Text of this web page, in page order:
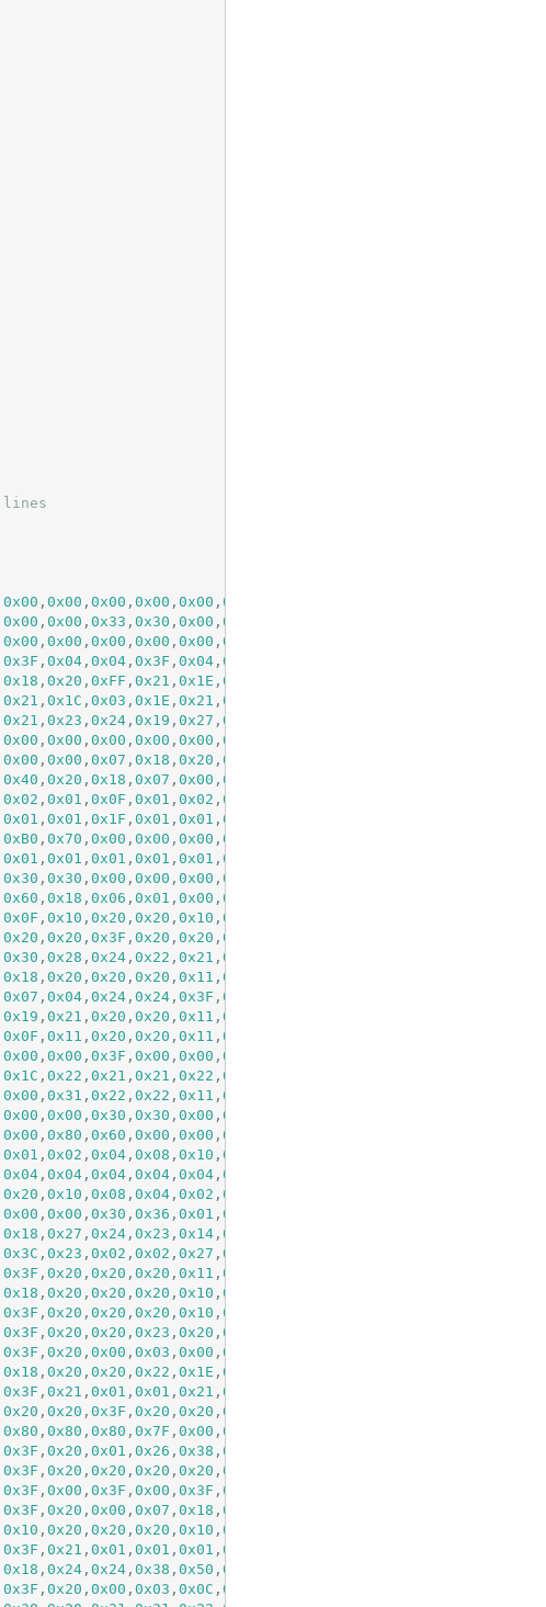
0x00 , 0x00 , 0x00 , 0x00 , 0x00 , 0x00
0x00 , 0x00 , 0x33 , 0x30 , 0x00 , 0x00
0x00 , 0x00 , 0x00 , 0x00 , 0x00 , 0x00
0x3F , 0x04, 0x04, 0x3F , 0x04, 0x04
0x18 , 0x20 , 0xFF , 0x21 , 0x1E , 0x00
0x21 , 0x1C , 0x03 , 0x1E , 0x21 , 0x1E
0x21 , 0x23 , 0x24, 0x19 , 0x27 , 0x21
0x00 , 0x00 , 0x00 , 0x00 , 0x00 , 0x00
0x00 , 0x00 , 0x07 , 0x18 , 0x20 , 0x40
0x40 , 0x20 , 0x18 , 0x07 , 0x00 , 0x00
0x02 , 0x01 , 0x0F , 0x01 , 0x02 , 0x02
0x01 , 0x01 , 0x1F , 0x01 , 0x01 , 0x01
0xB0 , 0x70 , 0x00 , 0x00 , 0x00 , 0x00
0x01 , 0x01 , 0x01 , 0x01 , 0x01 , 0x01
0x30 , 0x30 , 0x00 , 0x00 , 0x00 , 0x00
0x60 , 0x18 , 0x06 , 0x01 , 0x00 , 0x00
0x0F , 0x10 , 0x20 , 0x20 , 0x10 , 0x0F
0x20 , 0x20 , 0x3F , 0x20 , 0x20 , 0x00
0x30 , 0x28 , 0x24, 0x22 , 0x21 , 0x30
0x18 , 0x20 , 0x20 , 0x20 , 0x11 , 0x0E
0x07 , 0x04, 0x24, 0x24, 0x3F , 0x24
0x19 , 0x21 , 0x20 , 0x20 , 0x11 , 0x0E
0x0F , 0x11 , 0x20 , 0x20 , 0x11 , 0x0E
0x00 , 0x00 , 0x3F , 0x00 , 0x00 , 0x00
0x1C , 0x22 , 0x21 , 0x21 , 0x22 , 0x1C
0x00 , 0x31 , 0x22 , 0x22 , 0x11 , 0x0F
0x00 , 0x00 , 0x30 , 0x30 , 0x00 , 0x00
0x00 , 0x80 , 0x60 , 0x00 , 0x00 , 0x00
0x01 , 0x02 , 0x04, 0x08 , 0x10 , 0x20
0x04, 0x04, 0x04, 0x04, 0x04, 0x04
0x20 , 0x10 , 0x08 , 0x04, 0x02 , 0x01
0x00 , 0x00 , 0x30 , 0x36 , 0x01 , 0x00
0x18 , 0x27 , 0x24, 0x23 , 0x14, 0x0B
0x3C , 0x23 , 0x02 , 0x02 , 0x27 , 0x38
0x3F , 0x20 , 0x20 , 0x20 , 0x11 , 0x0E
0x18 , 0x20 , 0x20 , 0x20 , 0x10 , 0x08
0x3F , 0x20 , 0x20 , 0x20 , 0x10 , 0x0F
0x3F , 0x20 , 0x20 , 0x23 , 0x20 , 0x18
0x3F , 0x20 , 0x00 , 0x03 , 0x00 , 0x00
0x18 , 0x20 , 0x20 , 0x22 , 0x1E , 0x02
0x3F , 0x21 , 0x01 , 0x01 , 0x21 , 0x3F
0x20 , 0x20 , 0x3F , 0x20 , 0x20 , 0x00
0x80 , 0x80 , 0x80 , 0x7F , 0x00 , 0x00
0x3F , 0x20 , 0x01 , 0x26 , 0x38 , 0x20
0x3F , 0x20 , 0x20 , 0x20 , 0x20 , 0x30
0x3F , 0x00 , 0x3F , 0x00 , 0x3F , 0x20
0x3F , 0x20 , 0x00 , 0x07 , 0x18 , 0x3F
0x10 , 0x20 , 0x20 , 0x20 , 0x10 , 0x0F
0x3F , 0x21 , 0x01 , 0x01 , 0x01 , 0x00
0x18 , 0x24, 0x24, 0x38 , 0x50 , 0x4F
0x3F , 0x20 , 0x00 , 0x03 , 0x0C , 0x30